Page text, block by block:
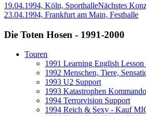
19.04.1994, Köln, SporthalleNächstes
23.04.1994, Frankfurt am Main, Festhalle
Die Toten Hosen - 1991-2000
Touren
1991 Learning English Lesson
1992 Menschen, Tiere,
1993 U2 Support
1993 Katastrophen Kommando
1994 Terrorvision Support
1994 Reich & Sexy - Kauf